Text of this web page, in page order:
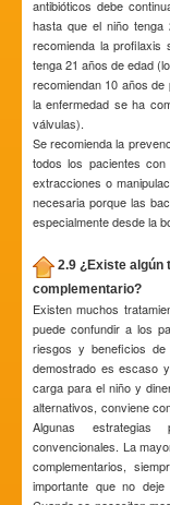
antibióticos debe
hasta que el niño
recomienda la profilaxis
tenga 21 años de edad
recomiendan 10 años
la enfermedad se ha
válvulas).
Se recomienda la
todos los pacientes
extracciones o
necesaria porque las
especialmente desde la
2.9 ¿Existe algún
complementario?
Existen muchos
puede confundir a los
riesgos y beneficios
demostrado es escaso
carga para el niño y
alternativos, conviene
Algunas estrategias
convencionales. La
complementarios,
importante que no